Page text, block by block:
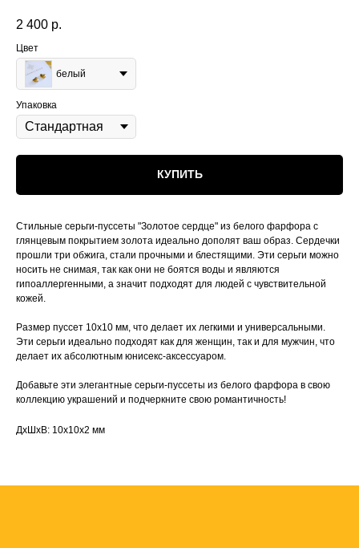
2 400 р.
Цвет
белый
Упаковка
КУПИТЬ
Стильные серьги-пуссеты "Золотое сердце" из белого фарфора с
глянцевым покрытием золота идеально дополят ваш образ. Сердечки
прошли три обжига, стали прочными и блестящими. Эти серьги можно
носить не снимая, так как они не боятся воды и являются
гипоаллергенными, а значит подходят для людей с чувствительной
кожей.
Размер пуссет 10х10 мм, что делает их легкими и универсальными.
Эти серьги идеально подходят как для женщин, так и для мужчин, что
делает их абсолютным юнисекс-аксессуаром.
Добавьте эти элегантные серьги-пуссеты из белого фарфора в свою
коллекцию украшений и подчеркните свою романтичность!
ДxШxВ: 10x10x2 мм